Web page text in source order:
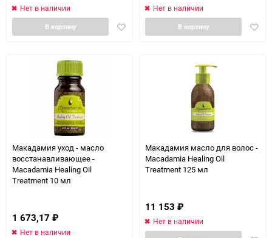
Нет в наличии
Добавить
В корзину
Нет в наличии
В корзину
Макадамия уход - масло
восстанавливающее -
Macadamia Healing Oil
Treatment 10 мл
1 673,17 ₽
Нет в наличии
Макадамия масло для волос -
Macadamia Healing Oil
Treatment 125 мл
11 153 ₽
Нет в наличии